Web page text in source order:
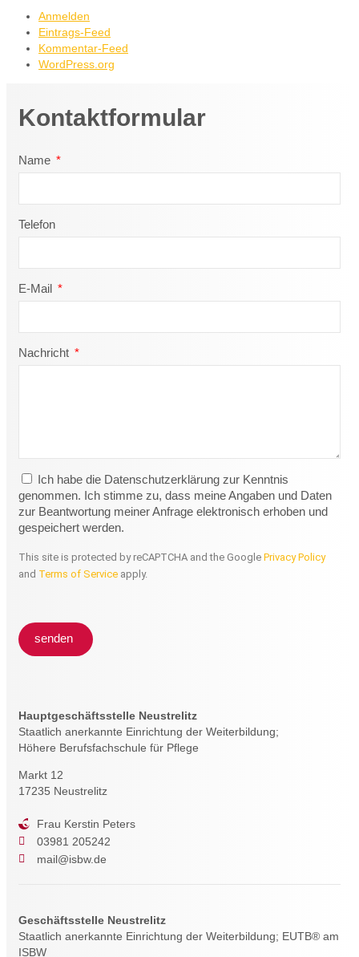
Anmelden
Eintrags-Feed
Kommentar-Feed
WordPress.org
Kontaktformular
Name
Telefon
E-Mail
Nachricht
Ich habe die Datenschutzerklärung zur Kenntnis
genommen. Ich stimme zu, dass meine Angaben und Daten
zur Beantwortung meiner Anfrage elektronisch erhoben und
gespeichert werden.
This site is protected by reCAPTCHA and the Google Privacy Policy
and Terms of Service apply.
senden
Hauptgeschäftsstelle Neustrelitz
Staatlich anerkannte Einrichtung der Weiterbildung;
Höhere Berufsfachschule für Pflege
Markt 12
17235 Neustrelitz
Frau Kerstin Peters
03981 205242
mail@isbw.de
Geschäftsstelle Neustrelitz
Staatlich anerkannte Einrichtung der Weiterbildung; EUTB® am
ISBW